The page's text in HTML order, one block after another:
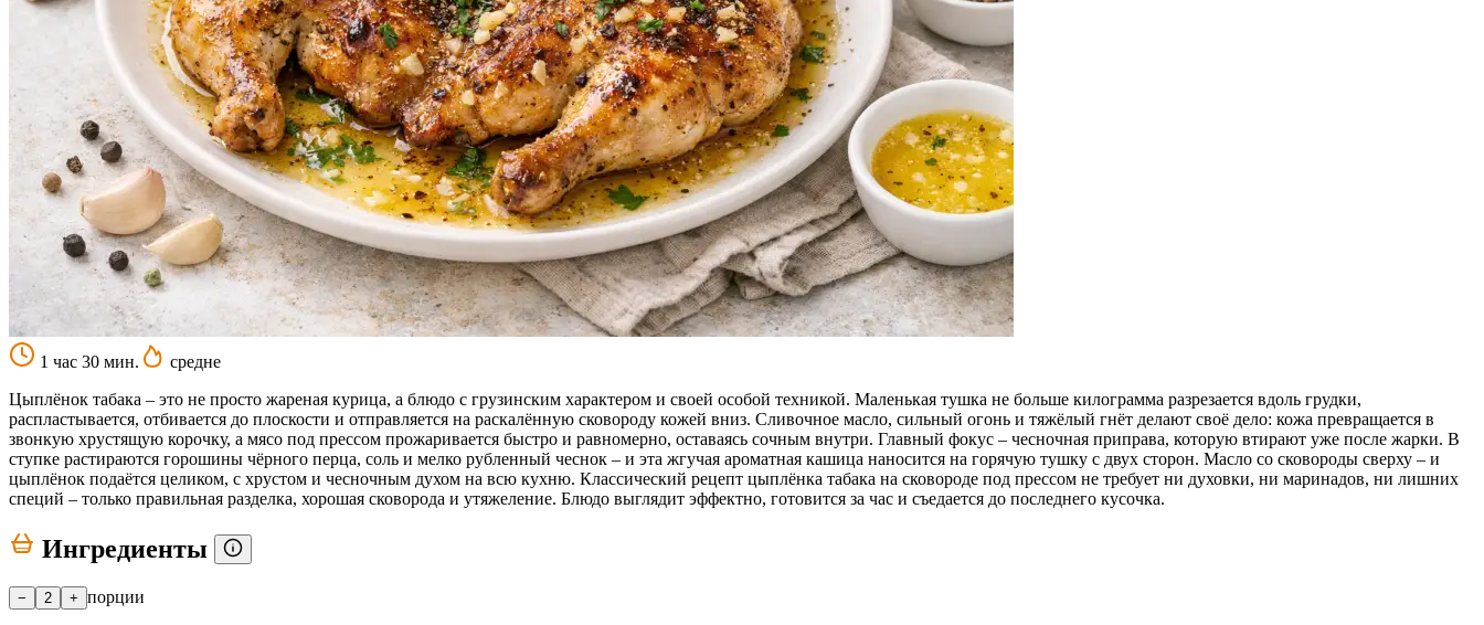
1 час 30 мин.
средне
Цыплёнок табака – это не просто жареная курица, а блюдо с грузинским характером и своей особой техникой. Маленькая тушка не больше килограмма разрезается вдоль грудки,
распластывается, отбивается до плоскости и отправляется на раскалённую сковороду кожей вниз. Сливочное масло, сильный огонь и тяжёлый гнёт делают своё дело: кожа превращается в
звонкую хрустящую корочку, а мясо под прессом прожаривается быстро и равномерно, оставаясь сочным внутри. Главный фокус – чесночная приправа, которую втирают уже после жарки. В
ступке растираются горошины чёрного перца, соль и мелко рубленный чеснок – и эта жгучая ароматная кашица наносится на горячую тушку с двух сторон. Масло со сковороды сверху – и
цыплёнок подаётся целиком, с хрустом и чесночным духом на всю кухню. Классический рецепт цыплёнка табака на сковороде под прессом не требует ни духовки, ни маринадов, ни лишних
специй – только правильная разделка, хорошая сковорода и утяжеление. Блюдо выглядит эффектно, готовится за час и съедается до последнего кусочка.
Ингредиенты
− 2 + порции